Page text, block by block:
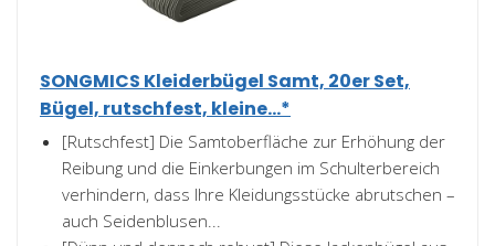
SONGMICS Kleiderbügel Samt, 20er Set,
Bügel, rutschfest, kleine...*
[Rutschfest] Die Samtoberfläche zur Erhöhung der
Reibung und die Einkerbungen im Schulterbereich
verhindern, dass Ihre Kleidungsstücke abrutschen –
auch Seidenblusen...